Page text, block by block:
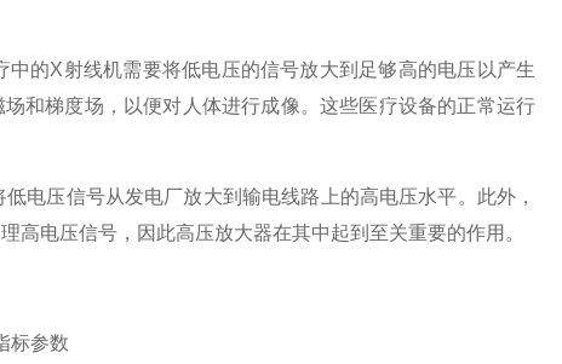
的X射线机需要将低电压的信号放大到足够高的电压以产生
和梯度场，以便对人体进行成像。这些医疗设备的正常运行
压信号从发电厂放大到输电线路上的高电压水平。此外，
电压信号，因此高压放大器在其中起到至关重要的作用。